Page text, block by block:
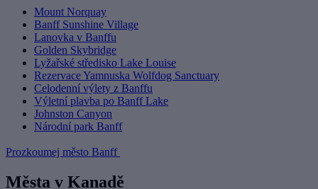
Mount Norquay
Banff Sunshine Village
Lanovka v Banffu
Golden Skybridge
Lyžařské středisko Lake Louise
Rezervace Yamnuska Wolfdog Sanctuary
Celodenní výlety z Banffu
Výletní plavba po Banff Lake
Johnston Canyon
Národní park Banff
Prozkoumej město Banff
Města v Kanadě